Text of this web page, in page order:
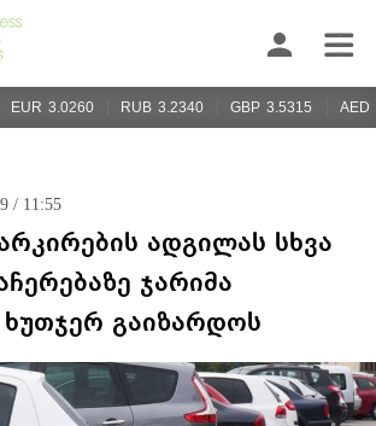
EUR 3.0260 RUB 3.2340 GBP 3.5315 AED
/ 11:55
ადგილას სხვა
ჯარიმა
გაიზარდოს